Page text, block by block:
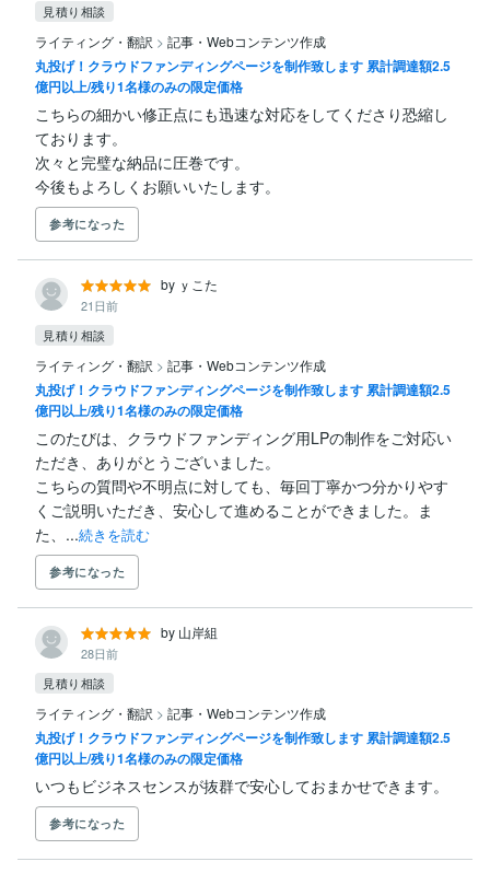
見積り相談
ライティング・翻訳 > 記事・Webコンテンツ作成
丸投げ！クラウドファンディングページを制作致します 累計調達額2.5
億円以上/残り1名様のみの限定価格
こちらの細かい修正点にも迅速な対応をしてくださり恐縮し
ております。
次々と完璧な納品に圧巻です。
今後もよろしくお願いいたします。
参考になった
by ｙこた
21日前
見積り相談
ライティング・翻訳 > 記事・Webコンテンツ作成
丸投げ！クラウドファンディングページを制作致します 累計調達額2.5
億円以上/残り1名様のみの限定価格
このたびは、クラウドファンディング用LPの制作をご対応い
ただき、ありがとうございました。
こちらの質問や不明点に対しても、毎回丁寧かつ分かりやす
くご説明いただき、安心して進めることができました。ま
た、...続きを読む
参考になった
by 山岸組
28日前
見積り相談
ライティング・翻訳 > 記事・Webコンテンツ作成
丸投げ！クラウドファンディングページを制作致します 累計調達額2.5
億円以上/残り1名様のみの限定価格
いつもビジネスセンスが抜群で安心しておまかせできます。
参考になった